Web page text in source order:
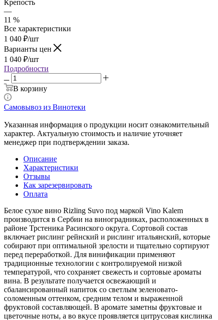
Крепость
—
11 %
Все характеристики
1 040 ₽/шт
Варианты цен
1 040 ₽/шт
Подробности
В корзину
Самовывоз из Винотеки
Указанная информация о продукции носит ознакомительный
характер. Актуальную стоимость и наличие уточняет
менеджер при подтверждении заказа.
Описание
Характеристики
Отзывы
Как зарезервировать
Оплата
Белое сухое вино Rizling Suvo под маркой Vino Kalem
производится в Сербии на виноградниках, расположенных в
районе Трстеника Расинского округа. Сортовой состав
включает рислинг рейнский и рислинг итальянский, которые
собирают при оптимальной зрелости и тщательно сортируют
перед переработкой. Для винификации применяют
традиционные технологии с контролируемой низкой
температурой, что сохраняет свежесть и сортовые ароматы
вина. В результате получается освежающий и
сбалансированный напиток со светлым зеленовато-
соломенным оттенком, средним телом и выраженной
фруктовой составляющей. В аромате заметны фруктовые и
цветочные ноты, а во вкусе проявляется цитрусовая кислинка